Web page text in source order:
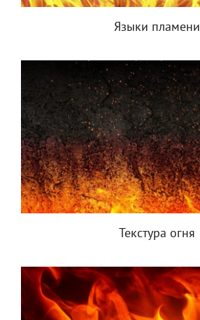
Языки пламени
Текстура огня